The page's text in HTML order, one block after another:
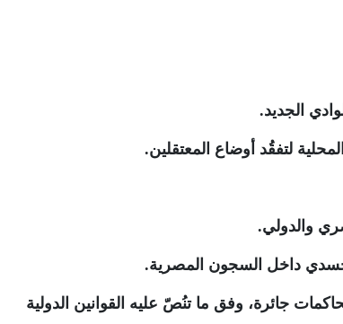
الجديد.
لتفقُد أوضاع المعتقلين.
والدولي.
داخل السجون المصرية.
جائرة، وفق ما تنُصّ عليه القوانين الدولية